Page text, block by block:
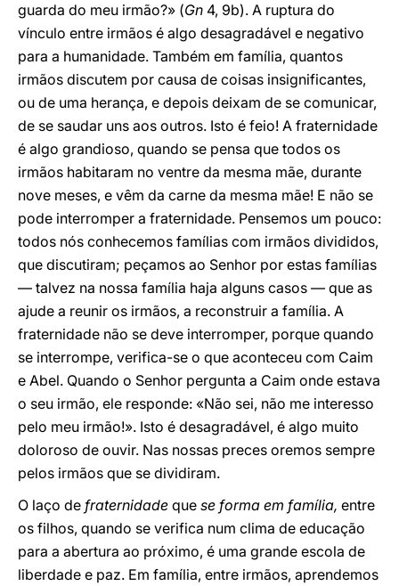
guarda do meu irmão?» (Gn 4, 9b). A ruptura do
vínculo entre irmãos é algo desagradável e negativo
para a humanidade. Também em família, quantos
irmãos discutem por causa de coisas insignificantes,
ou de uma herança, e depois deixam de se comunicar,
de se saudar uns aos outros. Isto é feio! A fraternidade
é algo grandioso, quando se pensa que todos os
irmãos habitaram no ventre da mesma mãe, durante
nove meses, e vêm da carne da mesma mãe! E não se
pode interromper a fraternidade. Pensemos um pouco:
todos nós conhecemos famílias com irmãos divididos,
que discutiram; peçamos ao Senhor por estas famílias
— talvez na nossa família haja alguns casos — que as
ajude a reunir os irmãos, a reconstruir a família. A
fraternidade não se deve interromper, porque quando
se interrompe, verifica-se o que aconteceu com Caim
e Abel. Quando o Senhor pergunta a Caim onde estava
o seu irmão, ele responde: «Não sei, não me interesso
pelo meu irmão!». Isto é desagradável, é algo muito
doloroso de ouvir. Nas nossas preces oremos sempre
pelos irmãos que se dividiram.
O laço de fraternidade que se forma em família, entre
os filhos, quando se verifica num clima de educação
para a abertura ao próximo, é uma grande escola de
liberdade e paz. Em família, entre irmãos, aprendemos